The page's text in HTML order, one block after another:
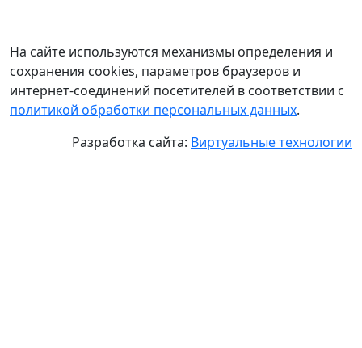
На сайте используются механизмы определения и
сохранения cookies, параметров браузеров и
интернет-соединений посетителей в соответствии с
политикой обработки персональных данных.
Разработка сайта: Виртуальные технологии